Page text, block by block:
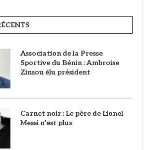
Association de la Presse
Sportive du Bénin : Ambroise
Zinsou élu président
Carnet noir : Le père de Lionel
Messi n’est plus